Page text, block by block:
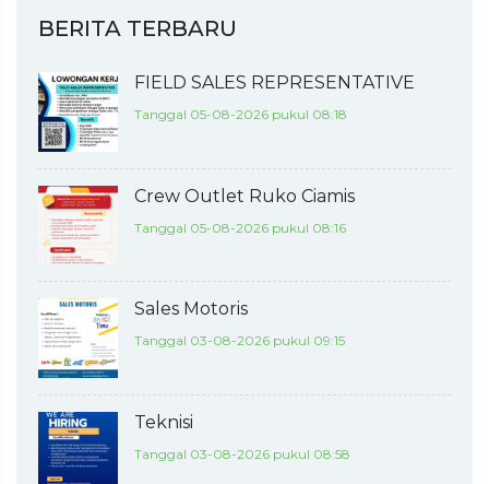
BERITA TERBARU
FIELD SALES REPRESENTATIVE
Tanggal 05-08-2026 pukul 08:18
Crew Outlet Ruko Ciamis
Tanggal 05-08-2026 pukul 08:16
Sales Motoris
Tanggal 03-08-2026 pukul 09:15
Teknisi
Tanggal 03-08-2026 pukul 08:58